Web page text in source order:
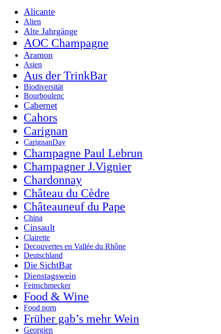
Alicante
Alien
Alte Jahrgänge
AOC Champagne
Aramon
Asien
Aus der TrinkBar
Biodiversität
Bourboulenc
Cabernet
Cahors
Carignan
CarignanDay
Champagne Paul Lebrun
Champagner J.Vignier
Chardonnay
Château du Cèdre
Châteauneuf du Pape
China
Cinsault
Clairette
Decouvertes en Vallée du Rhône
Deutschland
Die SichtBar
Dienstagswein
Feinschmecker
Food & Wine
Food porn
Früher gab’s mehr Wein
Georgien